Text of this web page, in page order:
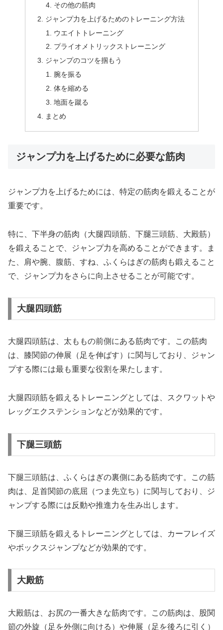
その他の筋肉
ジャンプ力を上げるためのトレーニング方法
ウエイトトレーニング
プライオメトリックストレーニング
ジャンプのコツを掴もう
腕を振る
体を縮める
地面を蹴る
まとめ
ジャンプ力を上げるために必要な筋肉
ジャンプ力を上げるためには、特定の筋肉を鍛えることが
重要です。
特に、下半身の筋肉（大腿四頭筋、下腿三頭筋、大殿筋）
を鍛えることで、ジャンプ力を高めることができます。ま
た、肩や腕、腹筋、すね、ふくらはぎの筋肉も鍛えること
で、ジャンプ力をさらに向上させることが可能です。
大腿四頭筋
大腿四頭筋は、太ももの前側にある筋肉です。この筋肉
は、膝関節の伸展（足を伸ばす）に関与しており、ジャン
プする際には最も重要な役割を果たします。
大腿四頭筋を鍛えるトレーニングとしては、スクワットや
レッグエクステンションなどが効果的です。
下腿三頭筋
下腿三頭筋は、ふくらはぎの裏側にある筋肉です。この筋
肉は、足首関節の底屈（つま先立ち）に関与しており、ジ
ャンプする際には反動や推進力を生み出します。
下腿三頭筋を鍛えるトレーニングとしては、カーフレイズ
やボックスジャンプなどが効果的です。
大殿筋
大殿筋は、お尻の一番大きな筋肉です。この筋肉は、股関
節の外旋（足を外側に向ける）や伸展（足を後ろに引く）